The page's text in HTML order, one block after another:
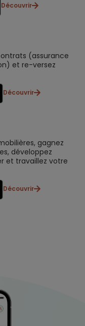
Découvrir
(assurance
et re-versez
Découvrir
gagnez
développez
et travaillez votre
Découvrir